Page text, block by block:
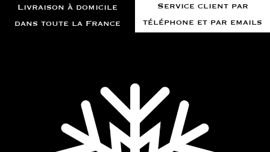
Livraison à domicile
dans toute la France
Service client par
téléphone et par emails